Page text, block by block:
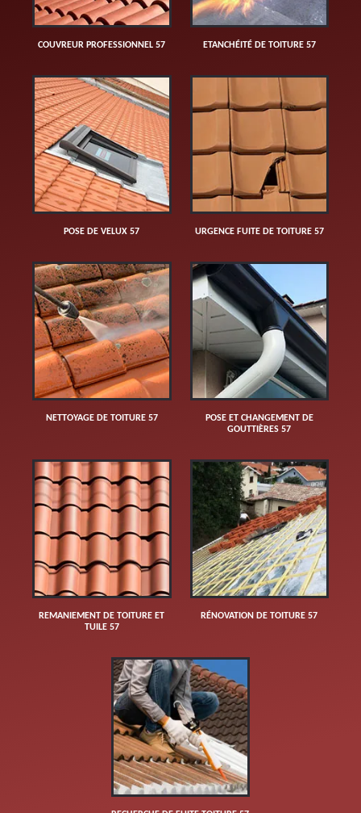
COUVREUR PROFESSIONNEL 57 ETANCHÉITÉ DE TOITURE 57
POSE DE VELUX 57 URGENCE FUITE DE TOITURE 57
NETTOYAGE DE TOITURE 57
POSE ET CHANGEMENT DE
GOUTTIÈRES 57
REMANIEMENT DE TOITURE ET
TUILE 57
RÉNOVATION DE TOITURE 57